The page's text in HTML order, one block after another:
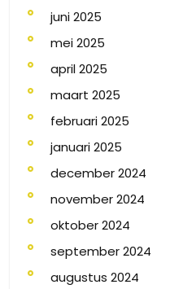
juni 2025
mei 2025
april 2025
maart 2025
februari 2025
januari 2025
december 2024
november 2024
oktober 2024
september 2024
augustus 2024